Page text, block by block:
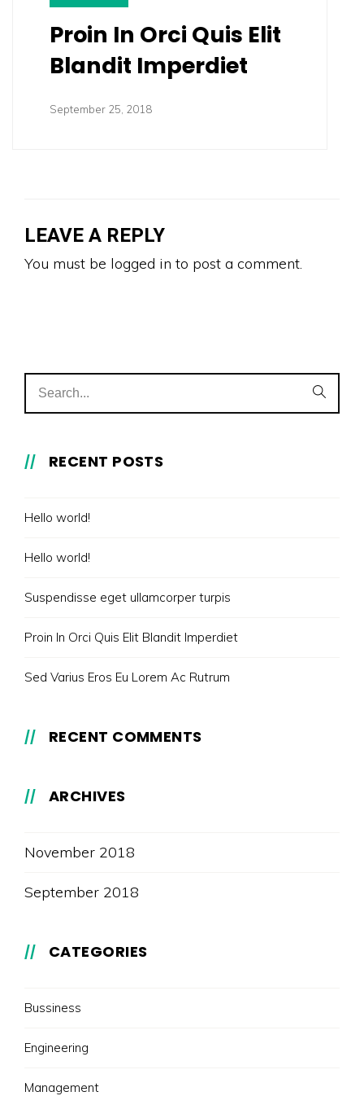
Proin In Orci Quis Elit
Blandit Imperdiet
September 25, 2018
LEAVE A REPLY
You must be logged in to post a comment.
RECENT POSTS
Hello world!
Hello world!
Suspendisse eget ullamcorper turpis
Proin In Orci Quis Elit Blandit Imperdiet
Sed Varius Eros Eu Lorem Ac Rutrum
RECENT COMMENTS
ARCHIVES
November 2018
September 2018
CATEGORIES
Bussiness
Engineering
Management